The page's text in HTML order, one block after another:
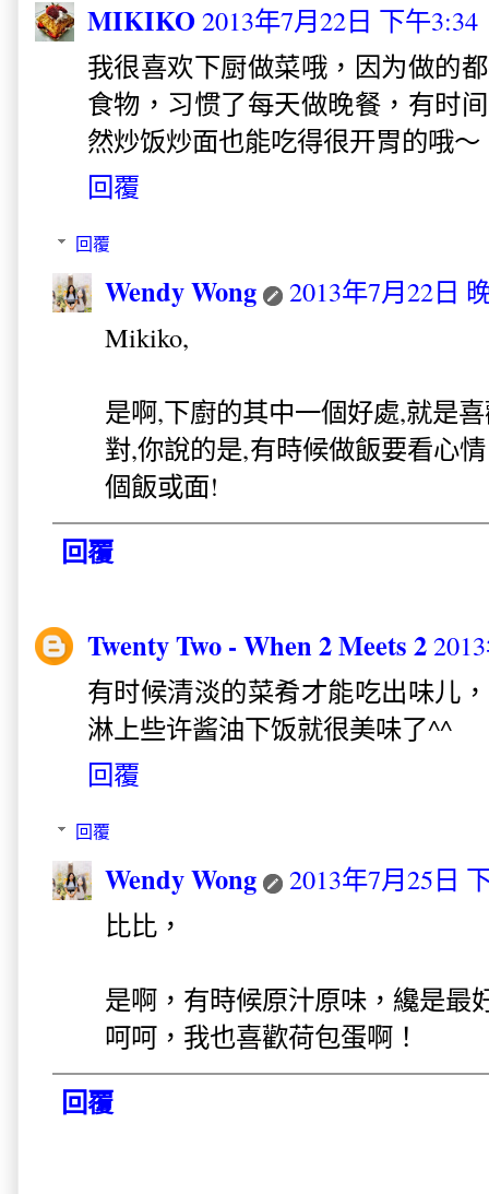
MIKIKO2013年7月22日 下午3:34
我很喜欢下厨做菜哦，因为做的
食物，习惯了每天做晚餐，有时
然炒饭炒面也能吃得很开胃的哦～
回覆
回覆
Wendy Wong
2013年7月22日
Mikiko,
是啊,下廚的其中一個好處,就是
對,你說的是,有時候做飯要看心
個飯或面!
回覆
Twenty Two - When 2 Meets 2
有时候清淡的菜肴才能吃出味儿
淋上些许酱油下饭就很美味了^^
回覆
回覆
Wendy Wong
2013年7月25日
比比，
是啊，有時候原汁原味，纔是最
呵呵，我也喜歡荷包蛋啊！
回覆